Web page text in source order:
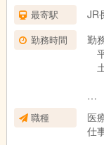
最寄駅 JR
勤務時間
勤
す
時
職種
医
仕